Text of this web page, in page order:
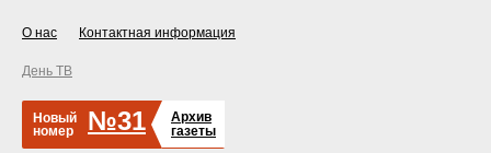
О нас Контактная информация
День ТВ
Новый
номер
№31
Архив
газеты